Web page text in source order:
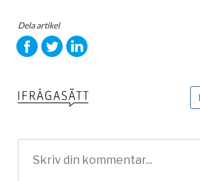
Dela artikel